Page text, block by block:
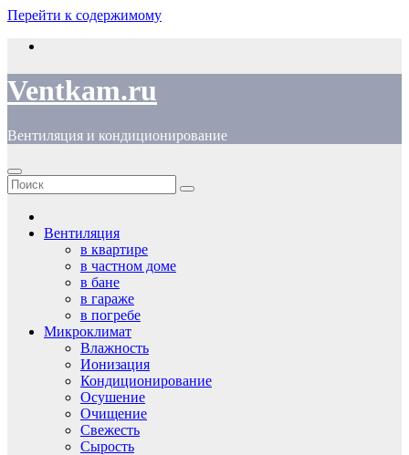
Перейти к содержимому
Ventkam.ru
Вентиляция и кондиционирование
Вентиляция
в квартире
в частном доме
в бане
в гараже
в погребе
Микроклимат
Влажность
Ионизация
Кондиционирование
Осушение
Очищение
Свежесть
Сырость